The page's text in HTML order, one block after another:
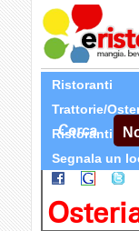
Ristoranti
Trattorie/
Ristoranti
Segnala un
Cerca